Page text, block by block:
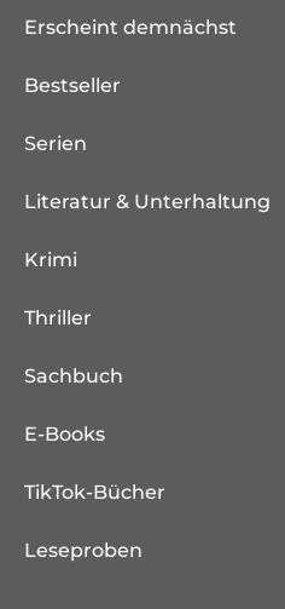
Erscheint demnächst
Bestseller
Serien
Literatur & Unterhaltung
Krimi
Thriller
Sachbuch
E-Books
TikTok-Bücher
Leseproben